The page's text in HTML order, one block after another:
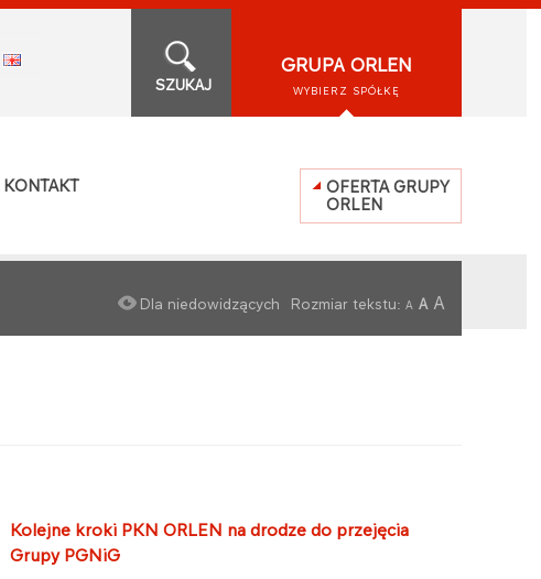
SZUKAJ
GRUPA ORLEN
WYBIERZ SPÓŁKĘ
KONTAKT
OFERTA GRUPY
ORLEN
Dla niedowidzących Rozmiar tekstu: A A A
Kolejne kroki PKN ORLEN na drodze do przejęcia
Grupy PGNiG